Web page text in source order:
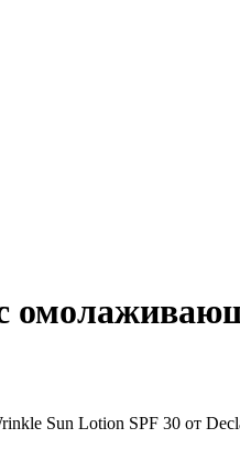
Sun Lotion SPF 30 от